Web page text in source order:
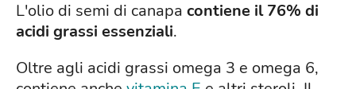
L'olio di semi di canapa contiene il 76% di
acidi grassi essenziali.
Oltre agli acidi grassi omega 3 e omega 6,